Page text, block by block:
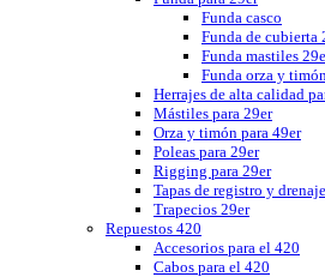
Funda casco
Funda de cubierta
Funda mastiles
Funda orza y
Herrajes de alta calidad
Mástiles para 29er
Orza y timón para 49er
Poleas para 29er
Rigging para 29er
Tapas de registro y
Trapecios 29er
Repuestos 420
Accesorios para el 420
Cabos para el 420